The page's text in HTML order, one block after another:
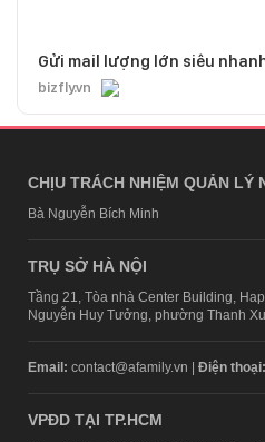
Gửi mail lượng lớn siêu
bizfly.vn
CHỊU TRÁCH NHIỆM QUẢN LÝ
Bà Nguyễn Bích Minh
TRỤ SỞ HÀ NỘI
Tầng 21, Tòa nhà Center Building,
Nguyễn Huy Tưởng, phường Thanh
Email: contact@afamily.vn | Điện thoại:
VPĐD TẠI TP.HCM